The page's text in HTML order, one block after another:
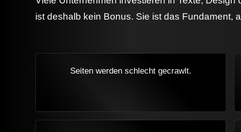
ist deshalb kein Bonus. Sie ist das Fundament,
Seiten werden schlecht gecrawlt.